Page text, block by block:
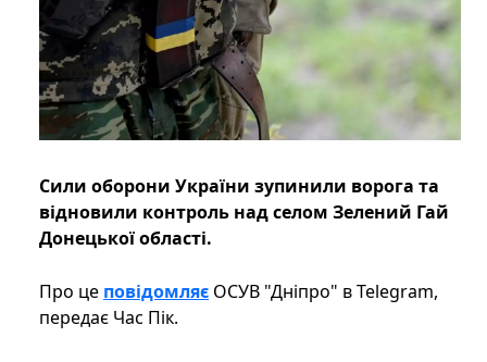
Сили оборони України зупинили ворога та
відновили контроль над селом Зелений Гай
Донецької області.
Про це повідомляє ОСУВ "Дніпро" в Telegram,
передає Час Пік.